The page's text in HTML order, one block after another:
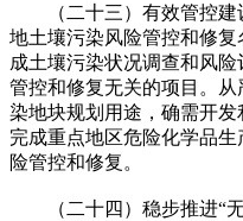
（二十三）有效管控建
地土壤污染风险管控和修
成土壤污染状况调查和风
管控和修复无关的项目。
染地块规划用途，确需开发
完成重点地区危险化学品
险管控和修复。
（二十四）稳步推进“无